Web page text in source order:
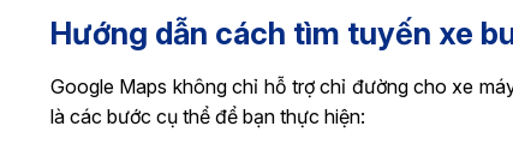
Hướng dẫn cách tìm tuyến xe
Google Maps không chỉ hỗ trợ chỉ đường cho xe
là các bước cụ thể để bạn thực hiện: